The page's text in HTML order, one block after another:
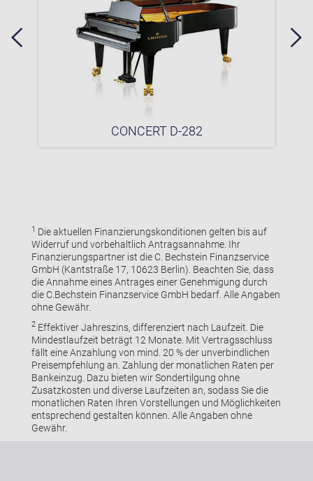
CONCERT D-282
1 Die aktuellen Finanzierungskonditionen gelten bis auf
Widerruf und vorbehaltlich Antragsannahme. Ihr
Finanzierungspartner ist die C. Bechstein Finanzservice
GmbH (Kantstraße 17, 10623 Berlin). Beachten Sie, dass
die Annahme eines Antrages einer Genehmigung durch
die C.Bechstein Finanzservice GmbH bedarf. Alle Angaben
ohne Gewähr.
2Effektiver Jahreszins, differenziert nach Laufzeit. Die
Mindestlaufzeit beträgt 12 Monate. Mit Vertragsschluss
fällt eine Anzahlung von mind. 20 % der unverbindlichen
Preisempfehlung an. Zahlung der monatlichen Raten per
Bankeinzug. Dazu bieten wir Sondertilgung ohne
Zusatzkosten und diverse Laufzeiten an, sodass Sie die
monatlichen Raten Ihren Vorstellungen und Möglichkeiten
entsprechend gestalten können. Alle Angaben ohne
Gewähr.